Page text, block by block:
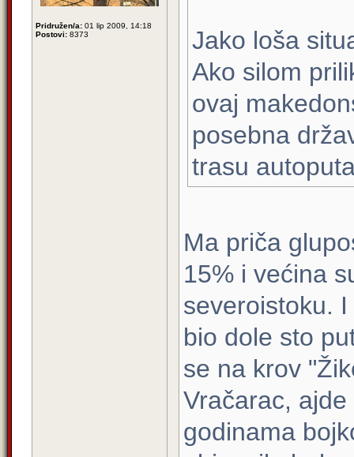
Pridružen/a: 01 lip 2009, 14:18
Postovi: 8373
Jako loša
Ako silom
ovaj
posebna
trasu
Ma priča
15% i većina
severoistoku.
bio dole sto
se na krov
Vračarac,
godinama